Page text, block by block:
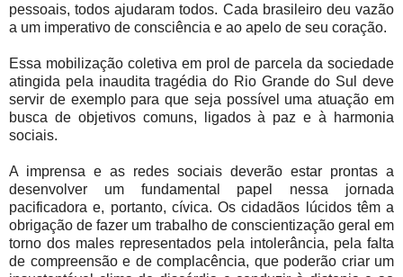
pessoais, todos ajudaram todos. Cada brasileiro deu vazão
a um imperativo de consciência e ao apelo de seu coração.
Essa mobilização coletiva em prol de parcela da sociedade
atingida pela inaudita tragédia do Rio Grande do Sul deve
servir de exemplo para que seja possível uma atuação em
busca de objetivos comuns, ligados à paz e à harmonia
sociais.
A imprensa e as redes sociais deverão estar prontas a
desenvolver um fundamental papel nessa jornada
pacificadora e, portanto, cívica. Os cidadãos lúcidos têm a
obrigação de fazer um trabalho de conscientização geral em
torno dos males representados pela intolerância, pela falta
de compreensão e de complacência, que poderão criar um